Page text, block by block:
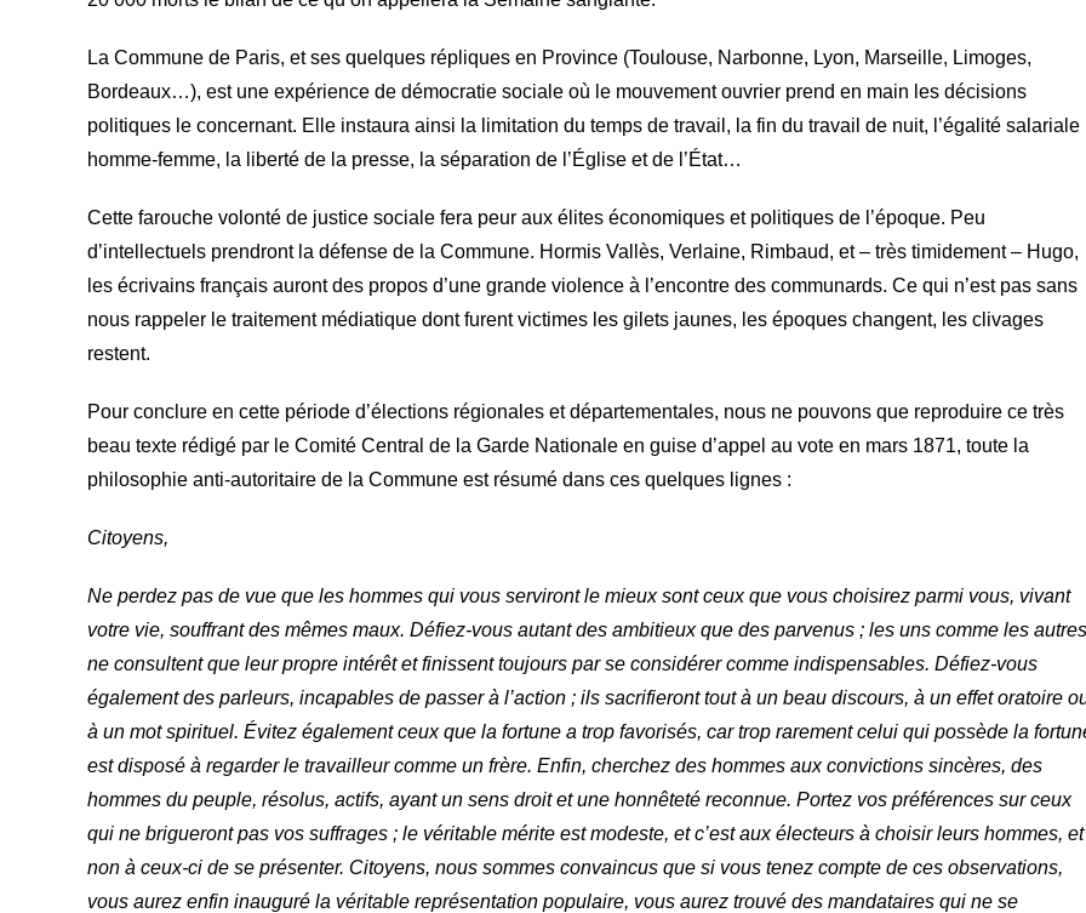
La Commune de Paris, et ses quelques répliques en Province (Toulouse, Narbonne, Lyon, Marseille, Limoges,
Bordeaux…), est une expérience de démocratie sociale où le mouvement ouvrier prend en main les décisions
politiques le concernant. Elle instaura ainsi la limitation du temps de travail, la fin du travail de nuit, l’égalité salariale
homme-femme, la liberté de la presse, la séparation de l’Église et de l’État…
Cette farouche volonté de justice sociale fera peur aux élites économiques et politiques de l’époque. Peu
d’intellectuels prendront la défense de la Commune. Hormis Vallès, Verlaine, Rimbaud, et – très timidement – Hugo,
les écrivains français auront des propos d’une grande violence à l’encontre des communards. Ce qui n’est pas sans
nous rappeler le traitement médiatique dont furent victimes les gilets jaunes, les époques changent, les clivages
restent.
Pour conclure en cette période d’élections régionales et départementales, nous ne pouvons que reproduire ce très
beau texte rédigé par le Comité Central de la Garde Nationale en guise d’appel au vote en mars 1871, toute la
philosophie anti-autoritaire de la Commune est résumé dans ces quelques lignes :
Citoyens,
Ne perdez pas de vue que les hommes qui vous serviront le mieux sont ceux que vous choisirez parmi vous, vivant
votre vie, souffrant des mêmes maux. Défiez-vous autant des ambitieux que des parvenus ; les uns comme les autres
ne consultent que leur propre intérêt et finissent toujours par se considérer comme indispensables. Défiez-vous
également des parleurs, incapables de passer à l’action ; ils sacrifieront tout à un beau discours, à un effet oratoire
à un mot spirituel. Évitez également ceux que la fortune a trop favorisés, car trop rarement celui qui possède la
est disposé à regarder le travailleur comme un frère. Enfin, cherchez des hommes aux convictions sincères, des
hommes du peuple, résolus, actifs, ayant un sens droit et une honnêteté reconnue. Portez vos préférences sur ceux
qui ne brigueront pas vos suffrages ; le véritable mérite est modeste, et c’est aux électeurs à choisir leurs hommes, et
non à ceux-ci de se présenter. Citoyens, nous sommes convaincus que si vous tenez compte de ces observations,
vous aurez enfin inauguré la véritable représentation populaire, vous aurez trouvé des mandataires qui ne se